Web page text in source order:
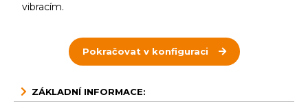
vibracím.
Pokračovat v konfiguraci
ZÁKLADNÍ INFORMACE: